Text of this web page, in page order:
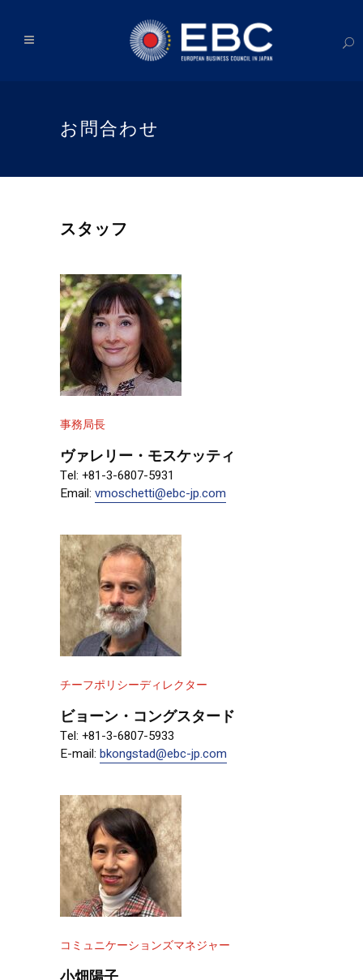
お問合わせ
スタッフ
事務局長
ヴァレリー・モスケッティ
Tel: +81-3-6807-5931
Email: vmoschetti@ebc-jp.com
チーフポリシーディレクター
ビョーン・コングスタード
Tel: +81-3-6807-5933
E-mail: bkongstad@ebc-jp.com
コミュニケーションズマネジャー